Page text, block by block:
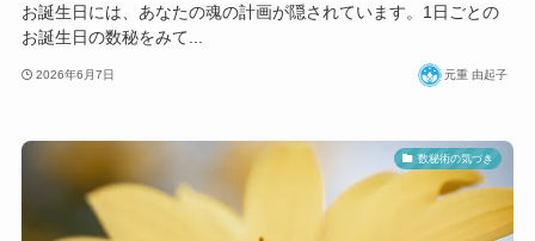
お誕生日には、あなたの魂の計画が隠されています。1日ごとの
お誕生日の数秘をみて...
2026年6月7日 元重 由起子
数秘術の気づき